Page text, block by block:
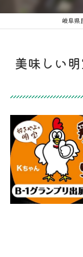
岐阜
美味しい